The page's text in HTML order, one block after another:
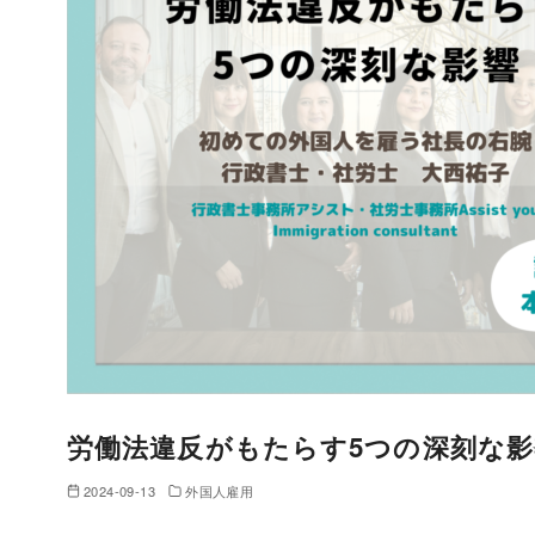
労働法違反がもたらす5つの深刻な
2024-09-13 外国人雇用